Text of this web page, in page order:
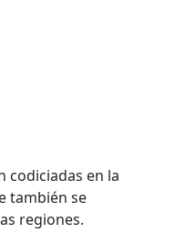
codiciadas en la
también se
regiones.